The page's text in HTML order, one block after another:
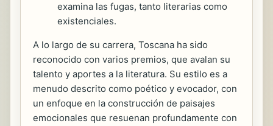
examina las fugas, tanto literarias como
existenciales.
A lo largo de su carrera, Toscana ha sido
reconocido con varios premios, que avalan su
talento y aportes a la literatura. Su estilo es a
menudo descrito como poético y evocador, con
un enfoque en la construcción de paisajes
emocionales que resuenan profundamente con